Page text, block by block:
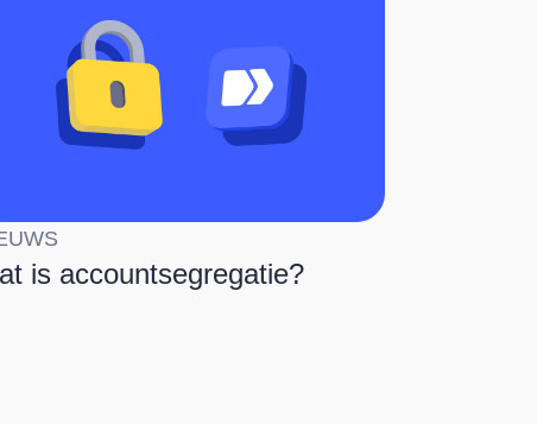
is accountsegregatie?